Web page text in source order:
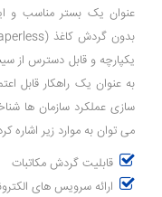
عنوان یک بستر مناسب و
یکپارچه و قابل دسترس از
به عنوان یک راهکار قابل
سازی عملکرد سازمان ‌ها
می توان به موارد زیر اشاره
قابلیت گردش مکاتبات
ارائه سرویس های